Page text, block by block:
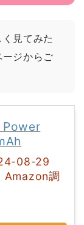
見てみた
ジからご
Power
08-29
Amazon調